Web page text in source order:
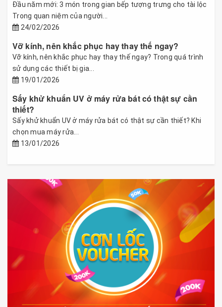
Đầu năm mới: 3 món trong gian bếp tượng trưng cho tài lộc
Trong quan niệm của người...
24/02/2026
Vỡ kính, nên khắc phục hay thay thế ngay?
Vỡ kính, nên khắc phục hay thay thế ngay? Trong quá trình
sử dụng các thiết bị gia...
19/01/2026
Sấy khử khuẩn UV ở máy rửa bát có thật sự cần
thiết?
Sấy khử khuẩn UV ở máy rửa bát có thật sự cần thiết? Khi
chọn mua máy rửa...
13/01/2026